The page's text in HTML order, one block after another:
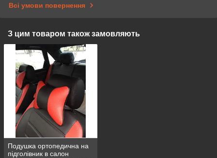
Всі умови повернення
З цим товаром також замовляють
Подушка ортопедична на
підголівник в салон